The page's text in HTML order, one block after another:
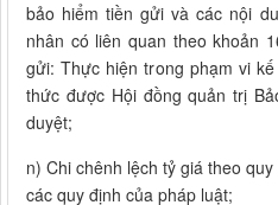
bảo hiểm tiền gửi và các nội
nhân có liên quan theo khoản
gửi: Thực hiện trong phạm vi
thức được Hội đồng quản trị
duyệt;
n) Chi chênh lệch tỷ giá theo
các quy định của pháp luật;